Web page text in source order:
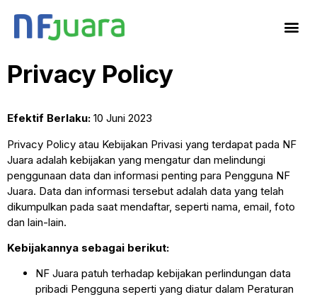
Privacy Policy
Efektif Berlaku: 10 Juni 2023
Privacy Policy atau Kebijakan Privasi yang terdapat pada NF
Juara adalah kebijakan yang mengatur dan melindungi
penggunaan data dan informasi penting para Pengguna NF
Juara. Data dan informasi tersebut adalah data yang telah
dikumpulkan pada saat mendaftar, seperti nama, email, foto
dan lain-lain.
Kebijakannya sebagai berikut:
NF Juara patuh terhadap kebijakan perlindungan data
pribadi Pengguna seperti yang diatur dalam Peraturan